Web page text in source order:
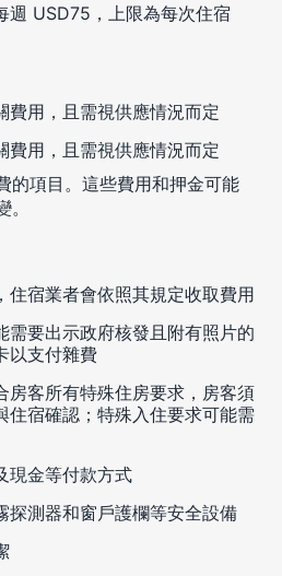
週 USD75，上限為每次住宿
費用，且需視供應情況而定
費用，且需視供應情況而定
的項目。這些費用和押金可能
住宿業者會依照其規定收取費用
需要出示政府核發且附有照片的
以支付雜費
房客所有特殊住房要求，房客須
住宿確認；特殊入住要求可能需
現金等付款方式
探測器和窗戶護欄等安全設備